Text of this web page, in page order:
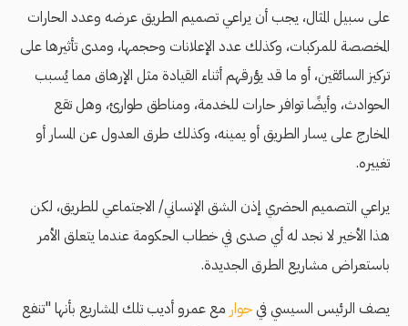
على سبيل المثال، يجب أن يراعي تصميم الطريق عرضه وعدد الحارات
المخصصة للمركبات، وكذلك عدد الإعلانات وحجمها، ومدى تأثيرها على
تركيز السائقين، أو ما قد يؤرقهم أثناء القيادة مثل الإرهاق مما يُسبب
الحوادث، وأيضًا توافر حارات للخدمة، ومناطق طوارئ، وهل تقع
المخارج على يسار الطريق أو يمينه، وكذلك طرق العدول عن المسار أو
تغييره.
يراعي التصميم الحضري إذن الشق الإنساني/ الاجتماعي للطريق، لكن
هذا الأخير لا نجد له أي صدى في خطاب الحكومة عندما يتعلق الأمر
باستعراض مشاريع الطرق الجديدة.
يصف الرئيس السيسي فيحوار مع عمرو أديب تلك المشاريع بأنها "تنفع